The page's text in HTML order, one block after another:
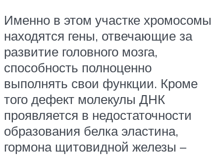
Именно в этом участке хромосомы
находятся гены, отвечающие за
развитие головного мозга,
способность полноценно
выполнять свои функции. Кроме
того дефект молекулы ДНК
проявляется в недостаточности
образования белка эластина,
гормона щитовидной железы –